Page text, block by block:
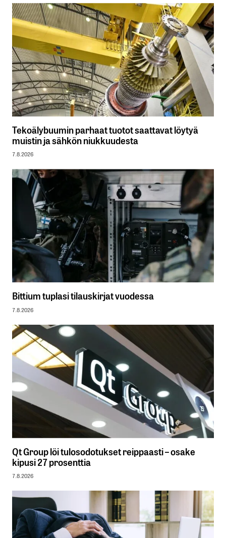
Tekoälybuumin parhaat tuotot saattavat löytyä
muistin ja sähkön niukkuudesta
7.8.2026
Bittium tuplasi tilauskirjat vuodessa
7.8.2026
Qt Group löi tulosodotukset reippaasti – osake
kipusi 27 prosenttia
7.8.2026